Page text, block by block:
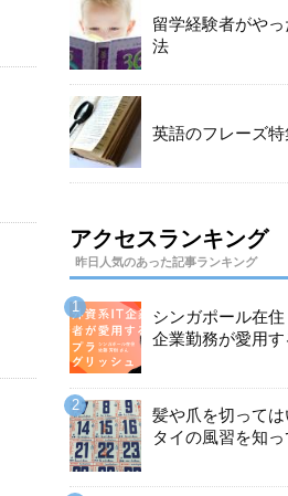
留学経験者がや
法
英語のフレーズ特
アクセスランキング
昨日人気のあった記事ランキング
シンガポール在
企業勤務が愛用す
髪や爪を切っては
タイの風習を知っ